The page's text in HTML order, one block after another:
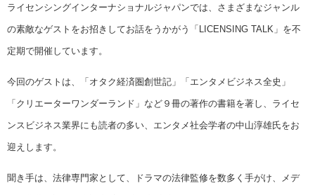
ライセンシングインターナショナルジャパンでは、さまざまなジャンル
の素敵なゲストをお招きしてお話をうかがう「LICENSING TALK」を不
定期で開催しています。
今回のゲストは、「オタク経済圏創世記」「エンタメビジネス全史」
「クリエーターワンダーランド」など９冊の著作の書籍を著し、ライセ
ンスビジネス業界にも読者の多い、エンタメ社会学者の中山淳雄氏をお
迎えします。
聞き手は、法律専門家として、ドラマの法律監修を数多く手がけ、メデ